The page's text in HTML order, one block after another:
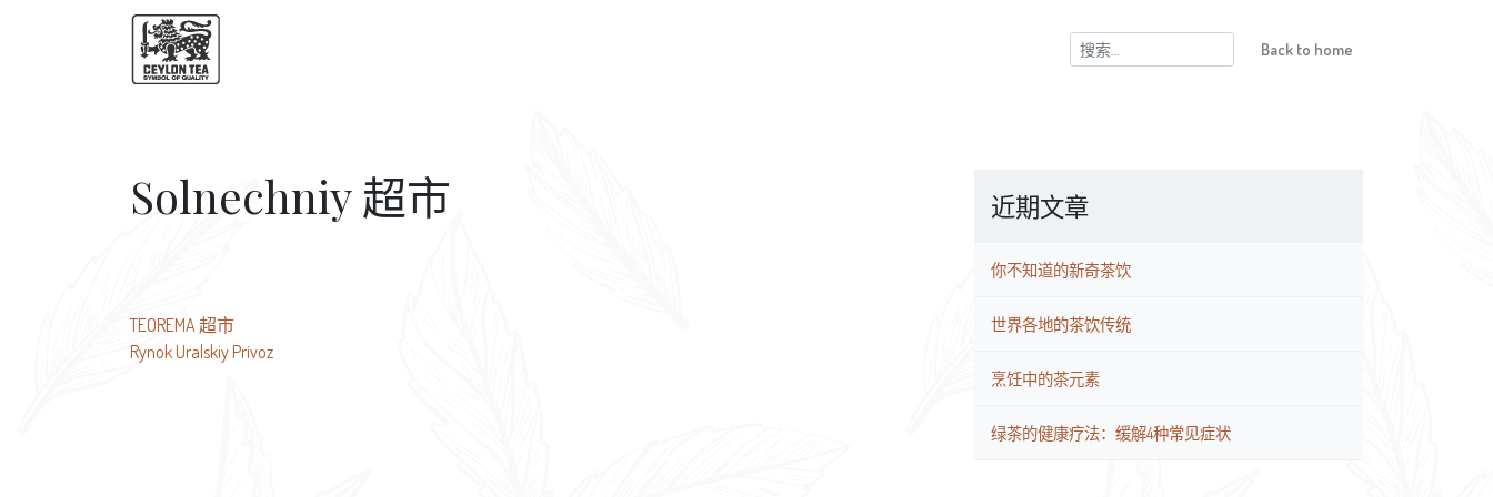
搜
索：
Back to home
近期文章
你不知道的新奇茶饮
世界各地的茶饮传统
烹饪中的茶元素
绿茶的健康疗法：缓解4种常见症状
Solnechniy 超市
文
章
TEOREMA 超市
Rynok Uralskiy Privoz